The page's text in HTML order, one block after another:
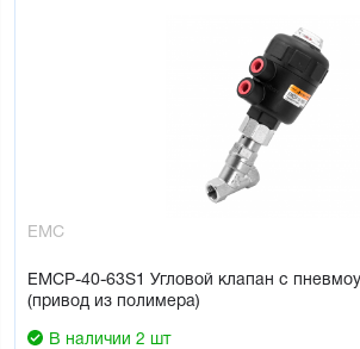
EMC
EMCP-40-63S1 Угловой клапан с
(привод из полимера)
В наличии 2 шт